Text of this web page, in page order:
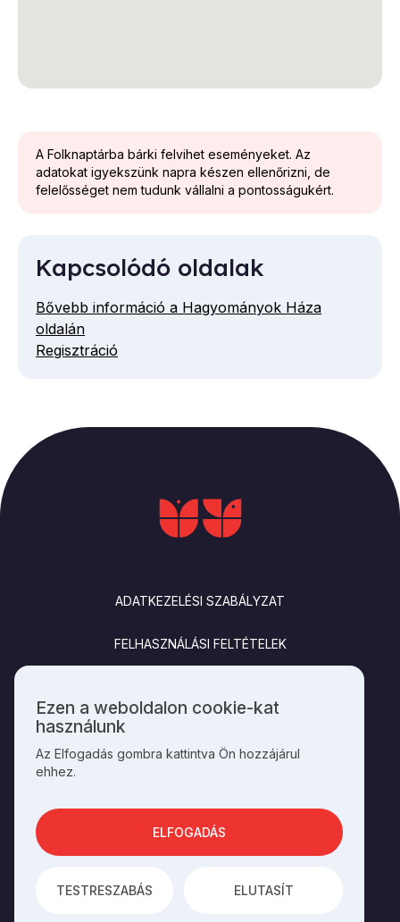
A Folknaptárba bárki felvihet eseményeket. Az
adatokat igyekszünk napra készen ellenőrizni, de
felelősséget nem tudunk vállalni a pontosságukért.
Kapcsolódó oldalak
Bővebb információ a Hagyományok Háza
oldalán
Regisztráció
ADATKEZELÉSI SZABÁLYZAT
FELHASZNÁLÁSI FELTÉTELEK
SOCIALS
AZINTEGRAL VISION FEJLESZTETTE
Személyes
adatok
és
cookie-
használata
Ezen a weboldalon cookie-kat
használunk
Az Elfogadás gombra kattintva Ön hozzájárul
ehhez.
TESTRESZABÁS ELUTASÍT
ELFOGADÁS